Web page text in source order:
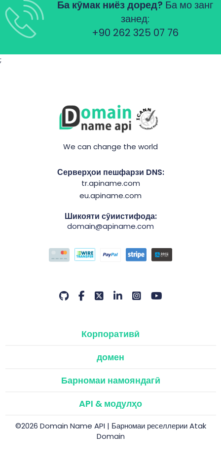
Ба кӯмак ниёз доред? Ба мо занг
занед:
+90 262 325 07 76
;
We can change the world
Серверҳои пешфарзи DNS:
tr.apiname.com
eu.apiname.com
Шикояти сӯиистифода:
domain@apiname.com
Корпоративӣ
домен
Барномаи намояндагӣ
API & модулҳо
©2026 Domain Name API | Барномаи реселлерии Atak
Domain